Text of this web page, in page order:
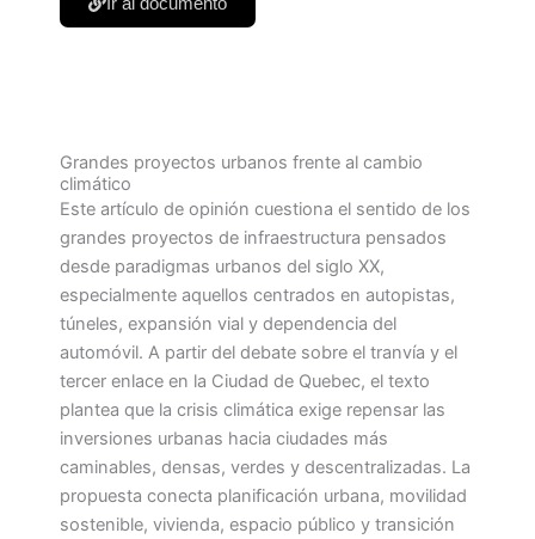
Grandes proyectos urbanos frente al cambio
climático
Este artículo de opinión cuestiona el sentido de los
grandes proyectos de infraestructura pensados
desde paradigmas urbanos del siglo XX,
especialmente aquellos centrados en autopistas,
túneles, expansión vial y dependencia del
automóvil. A partir del debate sobre el tranvía y el
tercer enlace en la Ciudad de Quebec, el texto
plantea que la crisis climática exige repensar las
inversiones urbanas hacia ciudades más
caminables, densas, verdes y descentralizadas. La
propuesta conecta planificación urbana, movilidad
sostenible, vivienda, espacio público y transición